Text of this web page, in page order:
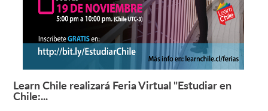
Leer más +
Learn Chile realizará Feria Virtual "Estudiar en
Chile:...